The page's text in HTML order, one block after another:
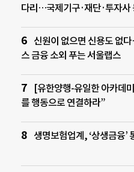
다리…국제기구·재단·투자사
신원이 없으면 신용도 없
스 금융 소외 푸는 서울랩스
[유한양행-유일한 아카데
를 행동으로 연결하라”
생명보험업계, ‘상생금융’